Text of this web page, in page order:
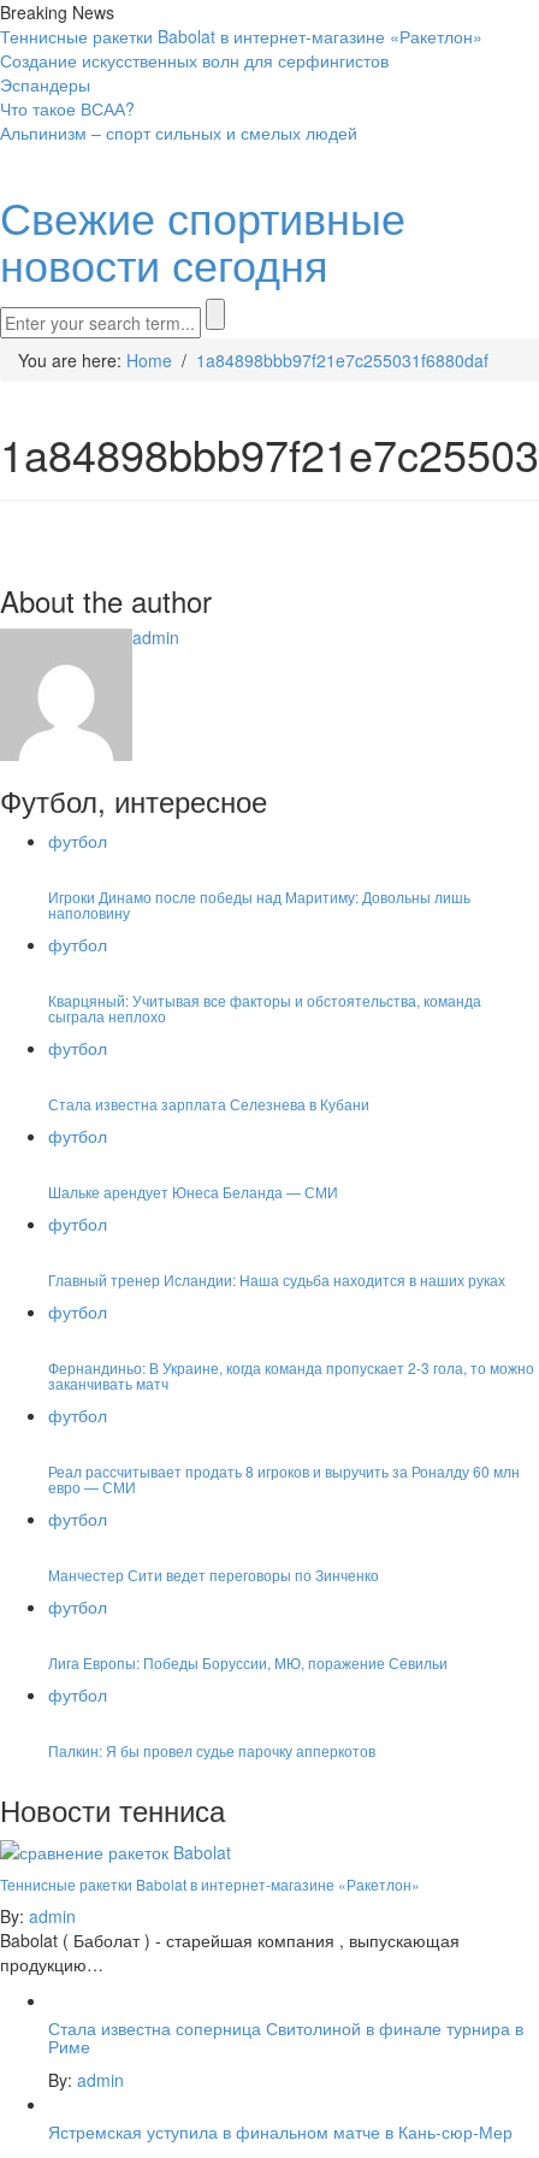
Breaking News
Теннисные ракетки Babolat в интернет-магазине «Ракетлон»
Создание искусственных волн для серфингистов
Эспандеры
Что такое ВСАА?
Альпинизм – спорт сильных и смелых людей
Свежие спортивные
новости сегодня
You are here: Home / 1a84898bbb97f21e7c255031f6880daf
About the author
admin
Футбол, интересное
футбол
Игроки Динамо после победы над Маритиму: Довольны лишь
наполовину
футбол
Кварцяный: Учитывая все факторы и обстоятельства, команда
сыграла неплохо
футбол
Стала известна зарплата Селезнева в Кубани
футбол
Шальке арендует Юнеса Беланда — СМИ
футбол
Главный тренер Исландии: Наша судьба находится в наших руках
футбол
Фернандиньо: В Украине, когда команда пропускает 2-3 гола, то можно
заканчивать матч
футбол
Реал рассчитывает продать 8 игроков и выручить за Роналду 60 млн
евро — СМИ
футбол
Манчестер Сити ведет переговоры по Зинченко
футбол
Лига Европы: Победы Боруссии, МЮ, поражение Севильи
футбол
Палкин: Я бы провел судье парочку апперкотов
Новости тенниса
Теннисные ракетки Babolat в интернет-магазине «Ракетлон»
By: admin
Babolat ( Баболат ) - старейшая компания , выпускающая
продукцию…
Стала известна соперница Свитолиной в финале турнира в
Риме
By: admin
Ястремская уступила в финальном матче в Кань-сюр-Мер